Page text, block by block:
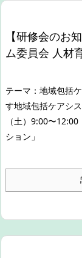
【研修会のお
ム委員会 人材
テーマ： 地域包括
す地域包括ケアシ
（土）9:00〜12:00
ション」